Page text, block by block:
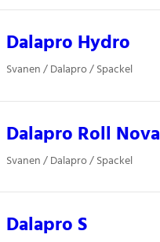
Dalapro Hydro
Svanen / Dalapro / Spackel
Dalapro Roll Nova
Svanen / Dalapro / Spackel
Dalapro S